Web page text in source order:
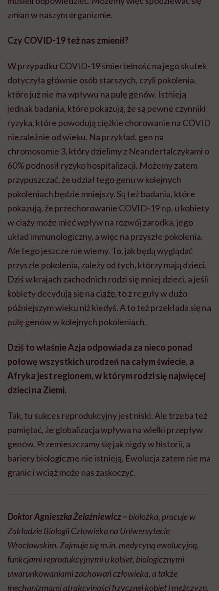
zmian w naszym organizmie.
Czy COVID-19 też nas zmienił?
W przypadku COVID-19 śmiertelność na jego skutek
dotyczyła głównie osób starszych, czyli pokolenia,
które już nie ma wpływu na pulę genów. Istnieją
jednak badania, które pokazują, że są pewne czynniki
ryzyka, które powodują ciężkie chorowanie na COVID
niezależnie od wieku. Na przykład, gen na
chromosomie 3, który dzielimy z Neandertalczykami o
60% podnosił ryzyko hospitalizacji. Możemy zatem
przypuszczać, że udział tego genu w kolejnych
pokoleniach będzie mniejszy. Są też badania, które
pokazują, że przechorowanie COVID-19 np. u kobiety
w ciąży może mieć wpływ na rozwój zarodka, jego
układ immunologiczny, a więc na przyszłe pokolenia.
Ale tego jeszcze nie wiemy. To, jak będą wyglądać
przyszłe pokolenia, zależy od tych, którzy mają dzieci.
Dziś w krajach zachodnich rodzi się mniej dzieci, a jeśli
kobiety decydują się na ciążę, to z reguły w dużo
późniejszym wieku niż kiedyś. A to też przekłada się na
pulę genów w kolejnych pokoleniach.
Dziś to właśnie Azja odpowiada za nieco ponad
połowę wszystkich urodzeń na całym świecie, a
Afryka jest regionem, w którym rodzi się najwięcej
dzieci na Ziemi.
Tak, tu sukces reprodukcyjny jest niski. Ale trzeba też
pamiętać, że globalizacja wpływa na wielki przepływ
genów. Przemieszczamy się jak nigdy w historii, a
bariery biologiczne nie istnieją. Ewolucja zatem nie ma
granic i wciąż może nas zaskoczyć.
Doktor Agnieszka Żelaźniewicz– biolożka, pracuje w
Zakładzie Biologii Człowieka na Uniwersytecie
Wrocławskim. Zajmuje się m.in. medycyną ewolucyjną,
funkcjami reprodukcyjnymi u kobiet, biologicznymi
uwarunkowaniami zachowań człowieka, a także
mechanizmami atrakcyjności fizycznej kobiet i mężczyzn,